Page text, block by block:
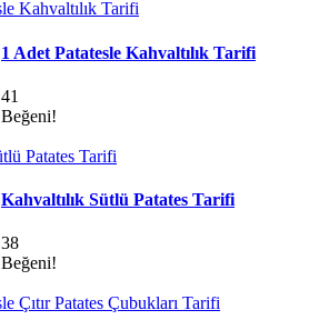
1 Adet Patatesle Kahvaltılık Tarifi
41
Beğeni!
Kahvaltılık Sütlü Patates Tarifi
38
Beğeni!